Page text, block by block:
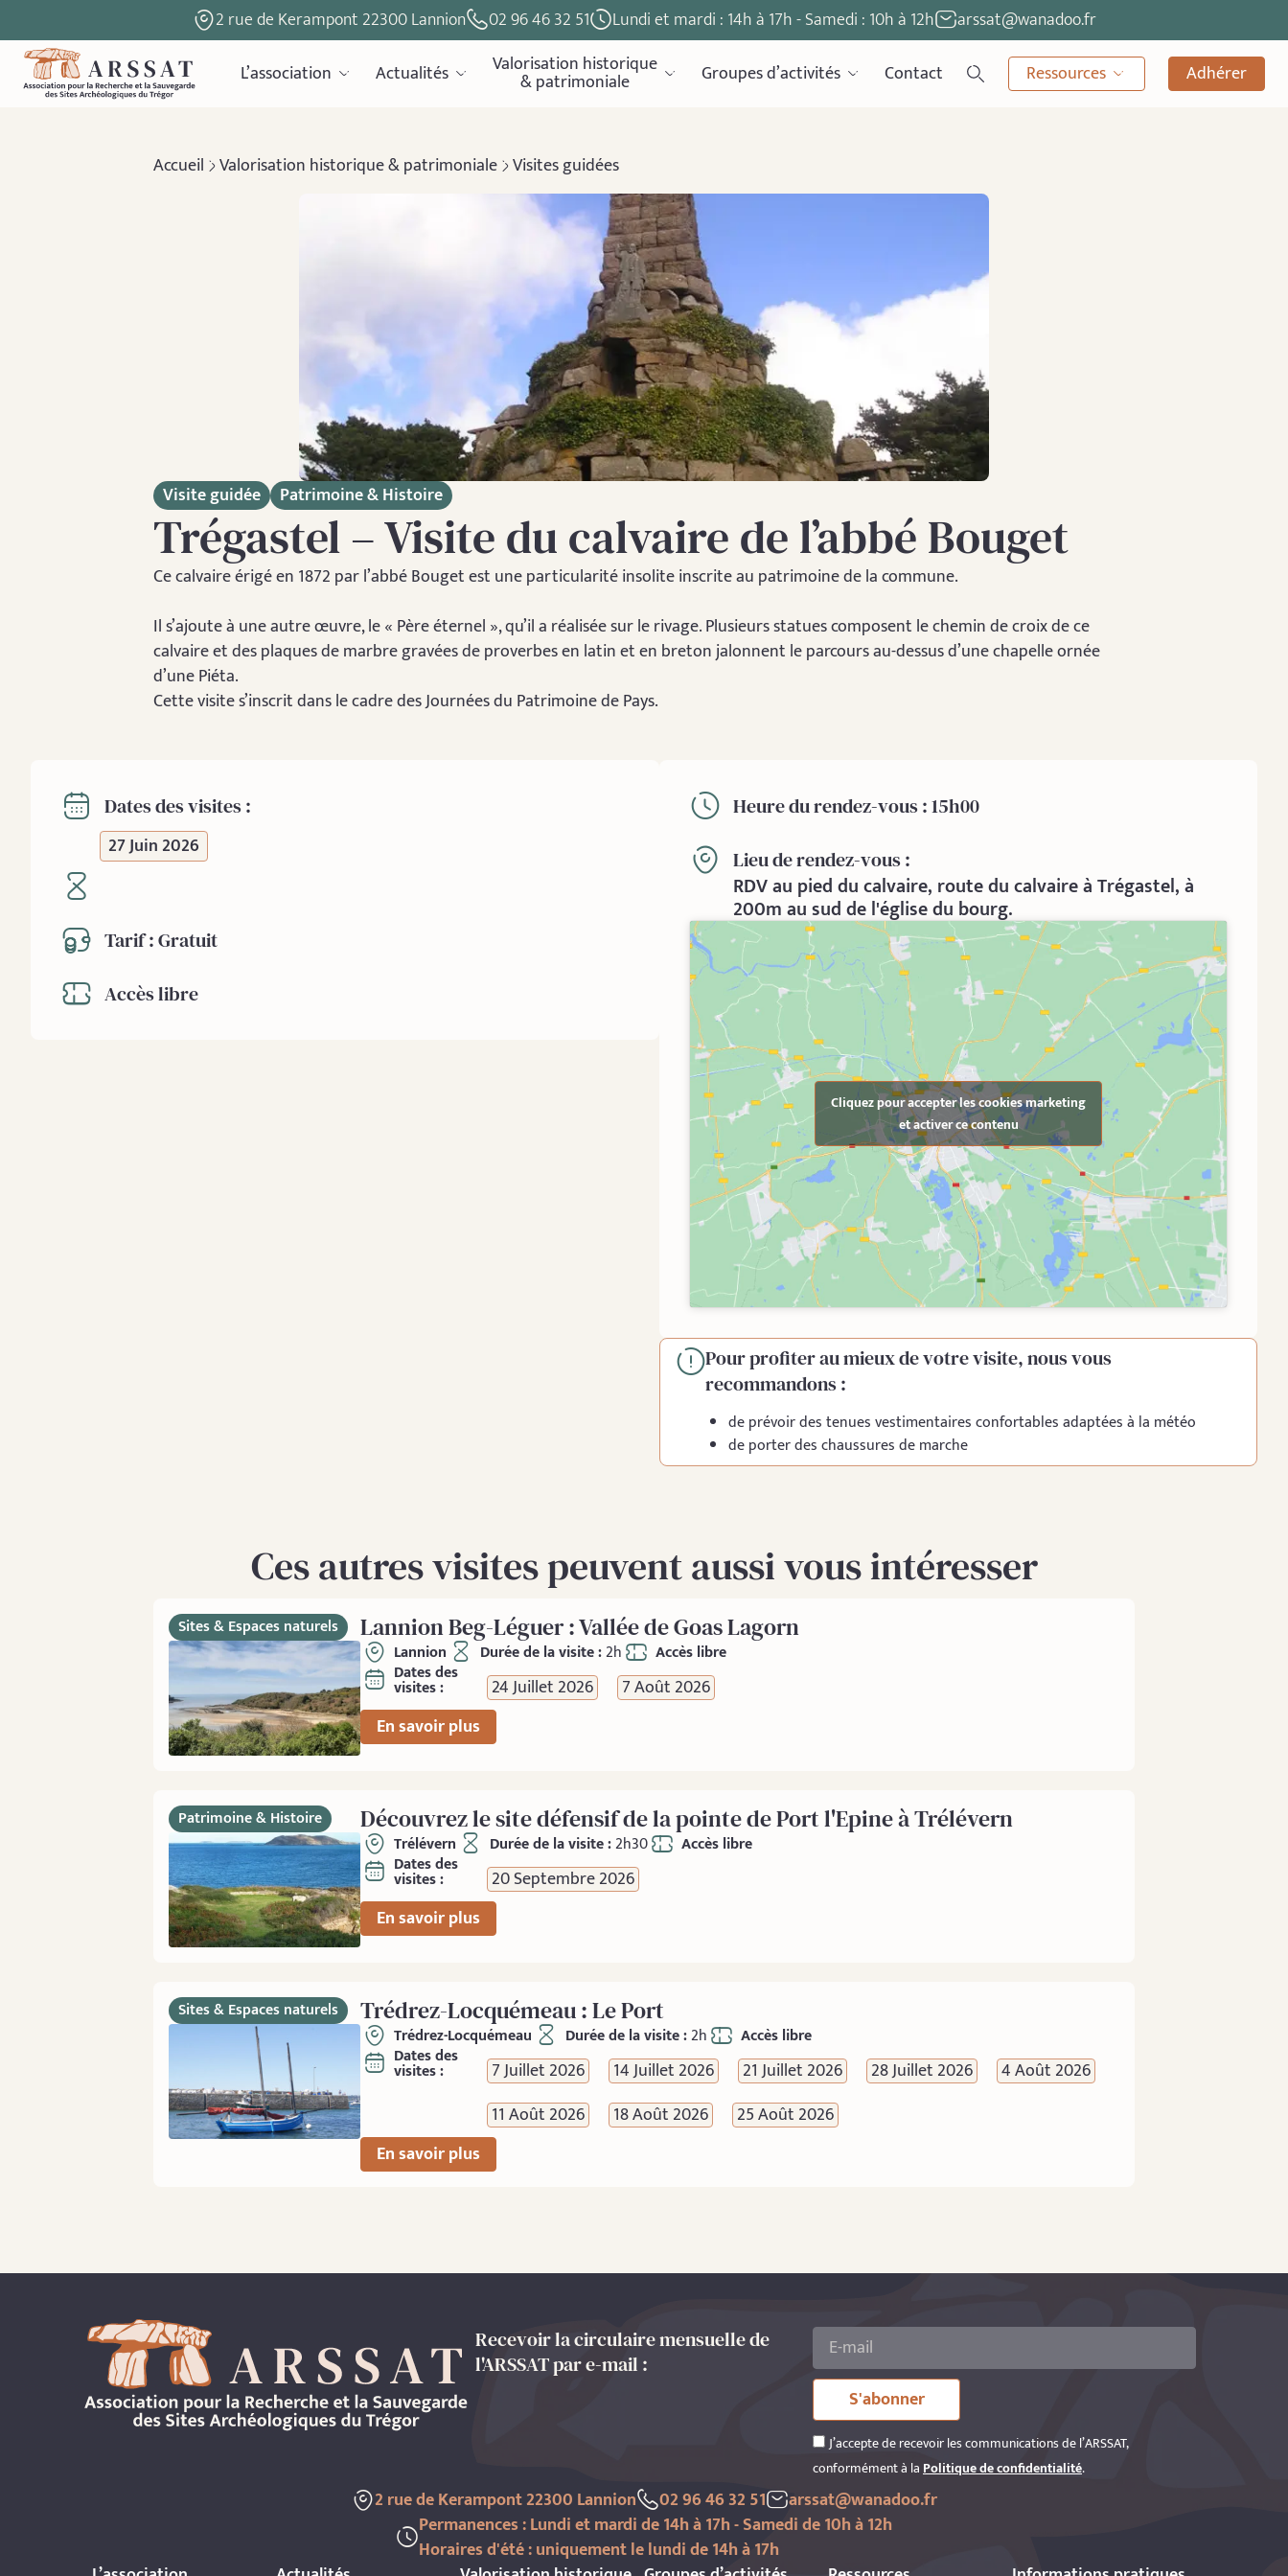
2 rue de Kerampont 22300 Lannion 02 96 46 32 51 Lundi et mardi : 14h à 17h - Samedi : 10h à 12h
arssat@wanadoo.fr
L’association
Actualités Valorisation historique
& patrimoniale Groupes d’activités Contact Ressources Adhérer
Accueil Valorisation historique & patrimoniale Visites guidées
Visite guidée Patrimoine & Histoire
Trégastel – Visite du calvaire de l’abbé Bouget
Ce calvaire érigé en 1872 par l’abbé Bouget est une particularité insolite inscrite au patrimoine de la commune.
Il s’ajoute à une autre œuvre, le « Père éternel », qu’il a réalisée sur le rivage. Plusieurs statues composent le chemin de croix de ce
calvaire et des plaques de marbre gravées de proverbes en latin et en breton jalonnent le parcours au-dessus d’une chapelle ornée
d’une Piéta.
Cette visite s’inscrit dans le cadre des Journées du Patrimoine de Pays.
Dates des visites :
27 Juin 2026
Tarif : Gratuit
Accès libre
Heure du rendez-vous : 15h00
Lieu de rendez-vous :
RDV au pied du calvaire, route du calvaire à Trégastel, à
200m au sud de l'église du bourg.
Cliquez pour accepter les cookies marketing
et activer ce contenu
Pour profiter au mieux de votre visite, nous vous
recommandons :
de prévoir des tenues vestimentaires confortables adaptées à la météo
de porter des chaussures de marche
Ces autres visites peuvent aussi vous intéresser
Sites & Espaces naturels Lannion Beg-Léguer : Vallée de Goas Lagorn
Lannion Durée de la visite :2h Accès libre
Dates des
visites : 24 Juillet 2026
7 Août 2026
En savoir plus
Patrimoine & Histoire Découvrez le site défensif de la pointe de Port l'Epine à Trélévern
Trélévern Durée de la visite :2h30 Accès libre
Dates des
visites :
20 Septembre 2026
En savoir plus
Sites & Espaces naturels Trédrez-Locquémeau : Le Port
Trédrez-Locquémeau Durée de la visite :2h Accès libre
Dates des
visites : 7 Juillet 2026 14 Juillet 2026 21 Juillet 2026 28 Juillet 2026
4 Août 2026
11 Août 2026
18 Août 2026
25 Août 2026
En savoir plus
Recevoir la circulaire mensuelle de
l'ARSSAT par e-mail :
J’accepte de recevoir les communications de l’ARSSAT,
conformément à laPolitique de confidentialité.
S'abonner
2 rue de Kerampont 22300 Lannion 02 96 46 32 51
arssat@wanadoo.fr
Permanences : Lundi et mardi de 14h à 17h - Samedi de 10h à 12h
Horaires d'été : uniquement le lundi de 14h à 17h